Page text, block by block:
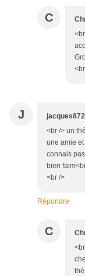
C
J
<br /> un
une amie
connais
bien
<br />
Répondre
C